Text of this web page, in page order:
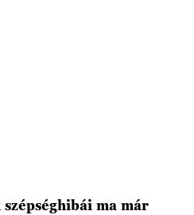
szépséghibái ma már